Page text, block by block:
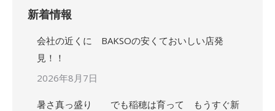
新着情報
会社の近くに BAKSOの安くておいしい店発
見！！
2026年8月7日
暑さ真っ盛り でも稲穂は育って もうすぐ新